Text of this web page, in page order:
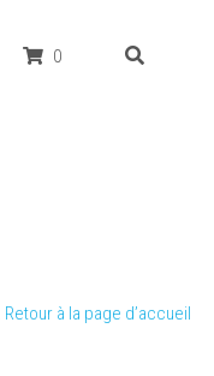
0
Retour à la page d’accueil